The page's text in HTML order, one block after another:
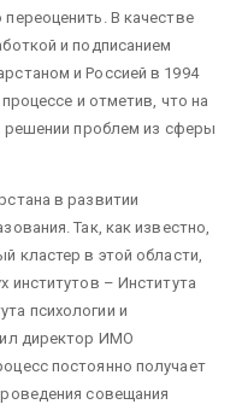
В качестве
и подписанием
и Россией в 1994
и отметив, что на
решении проблем из сферы
в развитии
Так, как известно,
кластер в этой области,
институтов – Института
психологии и
директор ИМО
постоянно получает
совещания